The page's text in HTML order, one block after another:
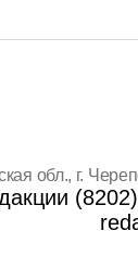
обл., г.